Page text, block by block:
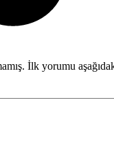
İlk yorumu